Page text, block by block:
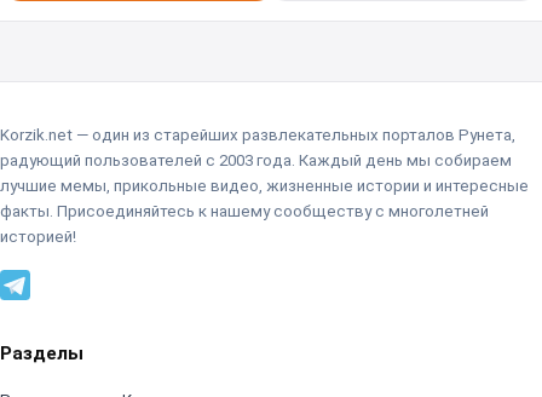
Korzik.net — один из старейших развлекательных порталов Рунета,
радующий пользователей с 2003 года. Каждый день мы собираем
лучшие мемы, прикольные видео, жизненные истории и интересные
факты. Присоединяйтесь к нашему сообществу с многолетней
историей!
Разделы